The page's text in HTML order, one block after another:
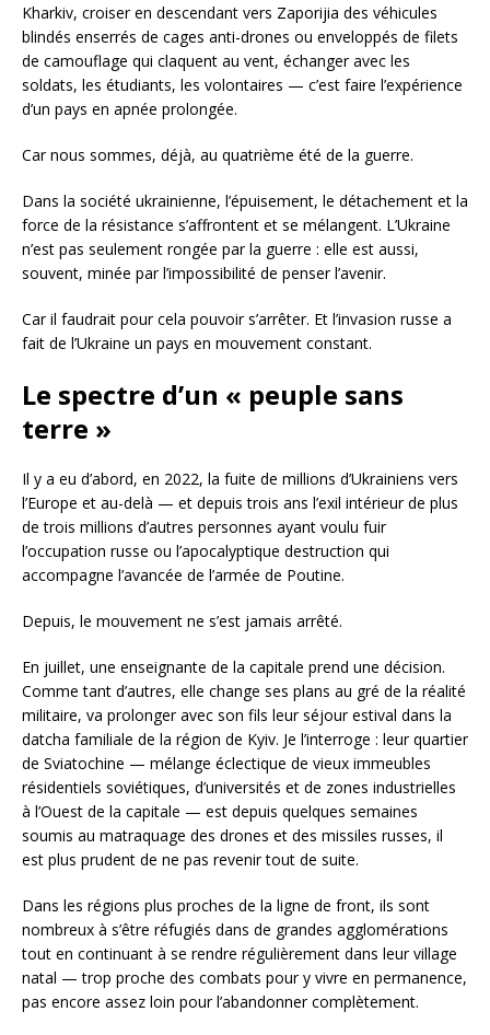
Kharkiv, croiser en descendant vers Zaporijia des véhicules
blindés enserrés de cages anti-drones ou enveloppés de filets
de camouflage qui claquent au vent, échanger avec les
soldats, les étudiants, les volontaires — c’est faire l’expérience
d’un pays en apnée prolongée.
Car nous sommes, déjà, au quatrième été de la guerre.
Dans la société ukrainienne, l’épuisement, le détachement et la
force de la résistance s’affrontent et se mélangent. L’Ukraine
n’est pas seulement rongée par la guerre : elle est aussi,
souvent, minée par l’impossibilité de penser l’avenir.
Car il faudrait pour cela pouvoir s’arrêter. Et l’invasion russe a
fait de l’Ukraine un pays en mouvement constant.
Le spectre d’un « peuple sans
terre »
Il y a eu d’abord, en 2022, la fuite de millions d’Ukrainiens vers
l’Europe et au-delà — et depuis trois ans l’exil intérieur de plus
de trois millions d’autres personnes ayant voulu fuir
l’occupation russe ou l’apocalyptique destruction qui
accompagne l’avancée de l’armée de Poutine.
Depuis, le mouvement ne s’est jamais arrêté.
En juillet, une enseignante de la capitale prend une décision.
Comme tant d’autres, elle change ses plans au gré de la réalité
militaire, va prolonger avec son fils leur séjour estival dans la
datcha familiale de la région de Kyiv. Je l’interroge : leur quartier
de Sviatochine — mélange éclectique de vieux immeubles
résidentiels soviétiques, d’universités et de zones industrielles
à l’Ouest de la capitale — est depuis quelques semaines
soumis au matraquage des drones et des missiles russes, il
est plus prudent de ne pas revenir tout de suite.
Dans les régions plus proches de la ligne de front, ils sont
nombreux à s’être réfugiés dans de grandes agglomérations
tout en continuant à se rendre régulièrement dans leur village
natal — trop proche des combats pour y vivre en permanence,
pas encore assez loin pour l’abandonner complètement.